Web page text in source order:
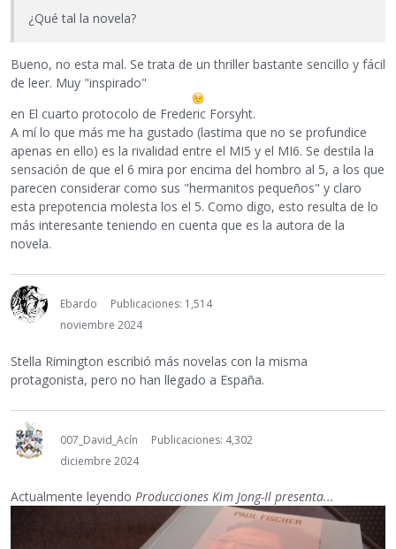
¿Qué tal la novela?
Bueno, no esta mal. Se trata de un thriller bastante sencillo y fácil
de leer. Muy "inspirado"
en El cuarto protocolo de Frederic Forsyht.
A mí lo que más me ha gustado (lastima que no se profundice
apenas en ello) es la rivalidad entre el MI5 y el MI6. Se destila la
sensación de que el 6 mira por encima del hombro al 5, a los que
parecen considerar como sus "hermanitos pequeños" y claro
esta prepotencia molesta los el 5. Como digo, esto resulta de lo
más interesante teniendo en cuenta que es la autora de la
novela.
Ebardo
Publicaciones: 1,514
noviembre 2024
Stella Rimington escribió más novelas con la misma
protagonista, pero no han llegado a España.
007_David_Acín
Publicaciones: 4,302
diciembre 2024
Actualmente leyendo Producciones Kim Jong-Il presenta...